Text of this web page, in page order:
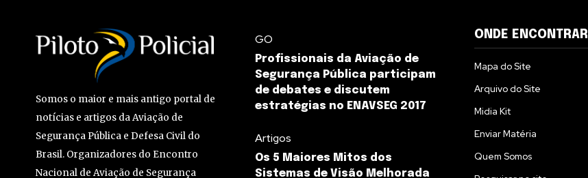
Somos o maior e mais antigo portal de
notícias e artigos da Aviação de
Segurança Pública e Defesa Civil do
Brasil. Organizadores do Encontro
Nacional de Aviação de Segurança
GO
Profissionais da Aviação de
Segurança Pública participam
de debates e discutem
estratégias no ENAVSEG 2017
Artigos
Os 5 Maiores Mitos dos
Sistemas de Visão Melhorada
ONDE ENCONTRAR
Mapa do Site
Arquivo do Site
Midia Kit
Enviar Matéria
Quem Somos